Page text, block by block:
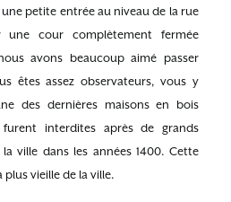
une petite entrée au niveau de la rue
cour complètement fermée
avons beaucoup aimé passer
êtes assez observateurs, vous y
des dernières maisons en bois
furent interdites après de grands
ville dans les années 1400. Cette
plus vieille de la ville.